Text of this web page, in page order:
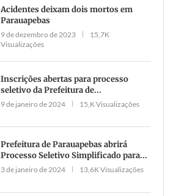
Acidentes deixam dois mortos em
Parauapebas
9 de dezembro de 2023
15,7K
Visualizações
Inscrições abertas para processo
seletivo da Prefeitura de...
9 de janeiro de 2024 15,K Visualizações
Prefeitura de Parauapebas abrirá
Processo Seletivo Simplificado para...
3 de janeiro de 2024 13,6K Visualizações